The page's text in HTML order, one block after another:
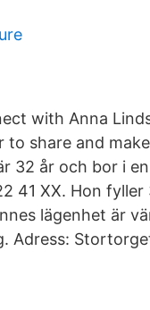
with Anna
to share and
32 år och bor i
41 XX. Hon
lägenhet är
Adress: